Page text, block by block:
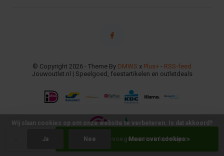
+ Toevoegen aan winkelwagen
© Copyright 2026 - Theme By DMWS x Plus+ - RSS-feed
Jouwoutlet.nl | Speelgoed, feestartikelen en outletdeals
Wij slaan cookies op om onze website te verbeteren. Is dat akkoord?
Ja Nee Meer over cookies »